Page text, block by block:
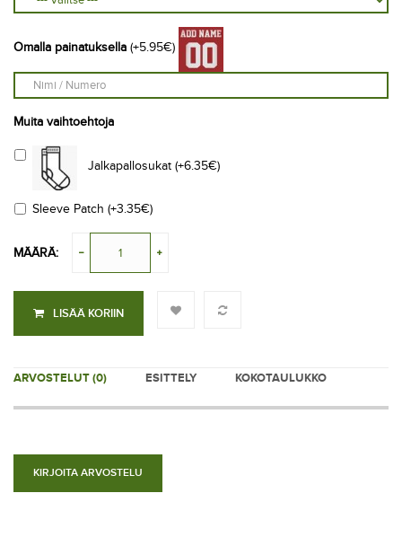
Omalla painatuksella (+5.95€)
Muita vaihtoehtoja
Jalkapallosukat (+6.35€)
Sleeve Patch (+3.35€)
MÄÄRÄ:
LISÄÄ KORIIN
ARVOSTELUT (0) ESITTELY KOKOTAULUKKO
KIRJOITA ARVOSTELU